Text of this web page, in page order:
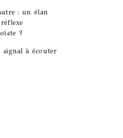
: un élan
?
signal à écouter